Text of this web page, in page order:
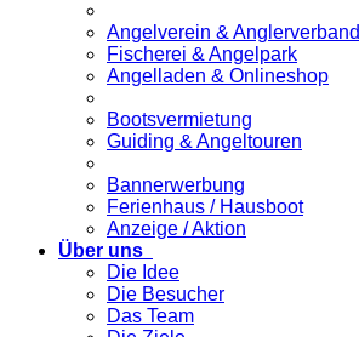
Angelverein & Anglerverband
Fischerei & Angelpark
Angelladen & Onlineshop
Bootsvermietung
Guiding & Angeltouren
Bannerwerbung
Ferienhaus / Hausboot
Anzeige / Aktion
Über uns
Die Idee
Die Besucher
Das Team